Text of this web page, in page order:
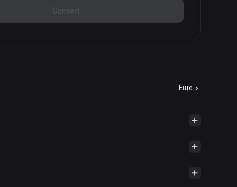
Convert
Еще